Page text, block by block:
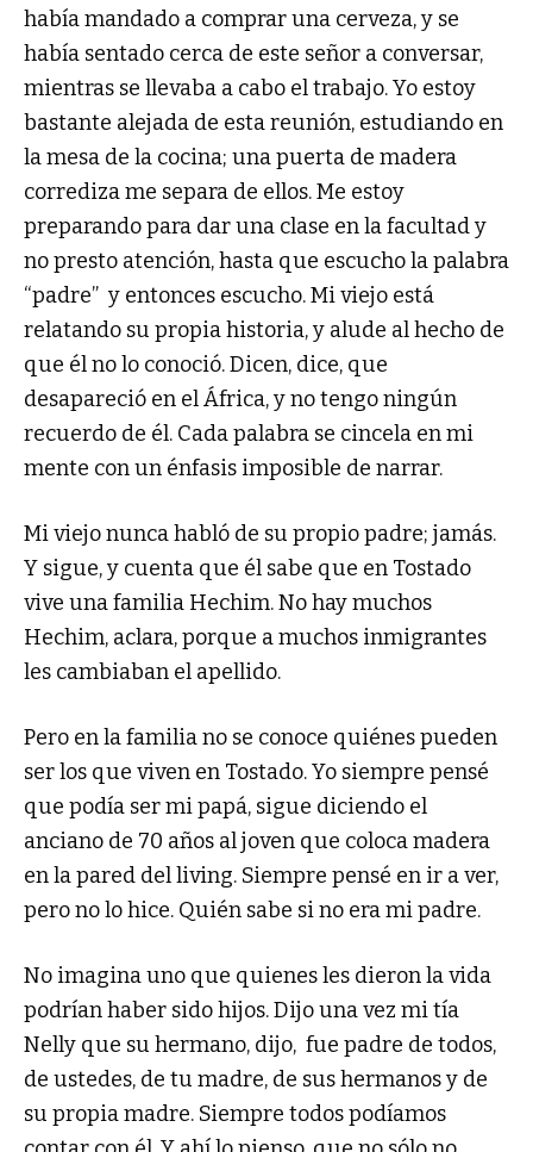
había mandado a comprar una cerveza, y se
había sentado cerca de este señor a conversar,
mientras se llevaba a cabo el trabajo. Yo estoy
bastante alejada de esta reunión, estudiando en
la mesa de la cocina; una puerta de madera
corrediza me separa de ellos. Me estoy
preparando para dar una clase en la facultad y
no presto atención, hasta que escucho la palabra
“padre” y entonces escucho. Mi viejo está
relatando su propia historia, y alude al hecho de
que él no lo conoció. Dicen, dice, que
desapareció en el África, y no tengo ningún
recuerdo de él. Cada palabra se cincela en mi
mente con un énfasis imposible de narrar.
Mi viejo nunca habló de su propio padre; jamás.
Y sigue, y cuenta que él sabe que en Tostado
vive una familia Hechim. No hay muchos
Hechim, aclara, porque a muchos inmigrantes
les cambiaban el apellido.
Pero en la familia no se conoce quiénes pueden
ser los que viven en Tostado. Yo siempre pensé
que podía ser mi papá, sigue diciendo el
anciano de 70 años al joven que coloca madera
en la pared del living. Siempre pensé en ir a ver,
pero no lo hice. Quién sabe si no era mi padre.
No imagina uno que quienes les dieron la vida
podrían haber sido hijos. Dijo una vez mi tía
Nelly que su hermano, dijo, fue padre de todos,
de ustedes, de tu madre, de sus hermanos y de
su propia madre. Siempre todos podíamos